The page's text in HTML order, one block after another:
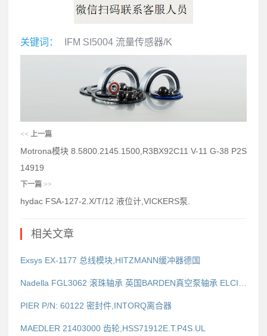
关键词： IFM SI5004 流量传感器/K
<< 上一篇
Motrona模块 8.5800.2145.1500,R3BX92C11 V-11 G-38 P2S
14919
下一篇 >>
hydac FSA-127-2.X/T/12 液位计,VICKERS泵.
相关文章
Exsys EX-1177 总线模块,HITZMANN缓冲器德国
Nadella FGL3062 滚珠轴承 英国BARDEN真空泵轴承 ELCIS 编码器 I/90-20000-18285-bz-n-cl
PIER P/N: 60122 密封件,INTORQ离合器
MAEDLER 21403000 齿轮,HSS71912E.T.P4S.UL